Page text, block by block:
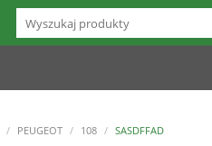
/ PEUGEOT / 108 / SASDFFAD